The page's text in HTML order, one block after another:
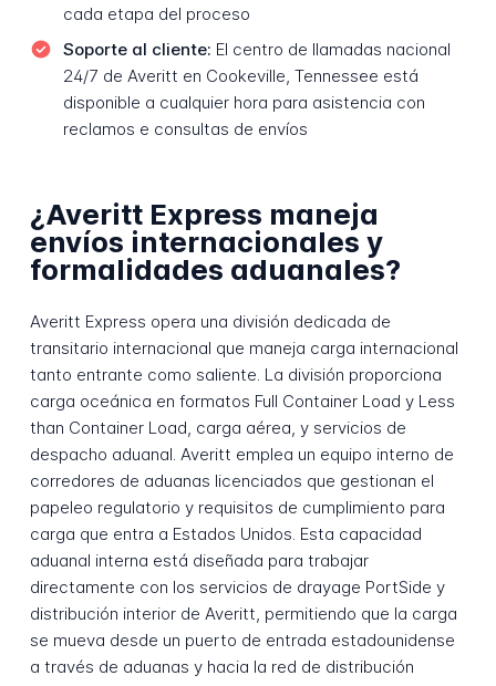
cada etapa del proceso
Soporte al cliente: El centro de llamadas nacional
24/7 de Averitt en Cookeville, Tennessee está
disponible a cualquier hora para asistencia con
reclamos e consultas de envíos
¿Averitt Express maneja
envíos internacionales y
formalidades aduanales?
Averitt Express opera una división dedicada de
transitario internacional que maneja carga internacional
tanto entrante como saliente. La división proporciona
carga oceánica en formatos Full Container Load y Less
than Container Load, carga aérea, y servicios de
despacho aduanal. Averitt emplea un equipo interno de
corredores de aduanas licenciados que gestionan el
papeleo regulatorio y requisitos de cumplimiento para
carga que entra a Estados Unidos. Esta capacidad
aduanal interna está diseñada para trabajar
directamente con los servicios de drayage PortSide y
distribución interior de Averitt, permitiendo que la carga
se mueva desde un puerto de entrada estadounidense
a través de aduanas y hacia la red de distribución